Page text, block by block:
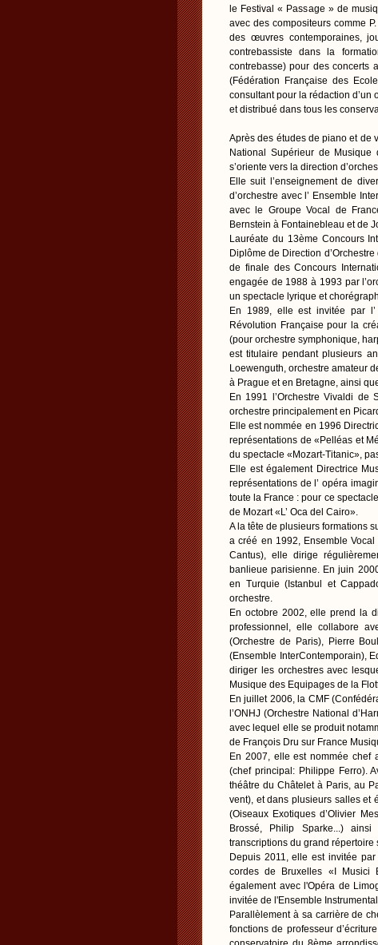
le Festival « Passage » de
avec des compositeurs comme
des œuvres contemporaines,
contrebassiste dans la
contrebasse) pour des concerts
(Fédération Française des
consultant pour la rédaction
et distribué dans tous les
Après des études de piano et de
National Supérieur de
s’oriente vers la direction
Elle suit l’enseignement de
d’orchestre avec l’ Ensemble
avec le Groupe Vocal de
Bernstein à Fontainebleau et de
Lauréate du 13ème Concours
Diplôme de Direction
de finale des Concours
engagée de 1988 à 1993 par
un spectacle lyrique et
En 1989, elle est invitée par
Révolution Française pour la
(pour orchestre symphonique,
est titulaire pendant plusieurs
Loewenguth, orchestre amateur
à Prague et en Bretagne, ainsi
En 1991 l’Orchestre Vivaldi
orchestre principalement en
Elle est nommée en 1996
représentations de «Pelléas et
du spectacle «Mozart-Titanic»,
Elle est également Directrice
représentations de l’ opéra
toute la France : pour ce
de Mozart «L’ Oca del Cairo».
A la tête de plusieurs formations
a créé en 1992, Ensemble
Cantus), elle dirige
banlieue parisienne. En juin
en Turquie (Istanbul et
orchestre.
En octobre 2002, elle prend la
professionnel, elle collabore
(Orchestre de Paris), Pierre
(Ensemble InterContemporain),
diriger les orchestres avec
Musique des Equipages de la
En juillet 2006, la CMF
l’ONHJ (Orchestre National
avec lequel elle se produit
de François Dru sur France
En 2007, elle est nommée chef
(chef principal: Philippe Ferro).
théâtre du Châtelet à Paris, au
vent), et dans plusieurs salles et
(Oiseaux Exotiques d’Olivier
Brossé, Philip Sparke...)
transcriptions du grand répertoire
Depuis 2011, elle est invitée
cordes de Bruxelles «I Musici
également avec l'Opéra de
invitée de l'Ensemble
Parallèlement à sa carrière de
fonctions de professeur